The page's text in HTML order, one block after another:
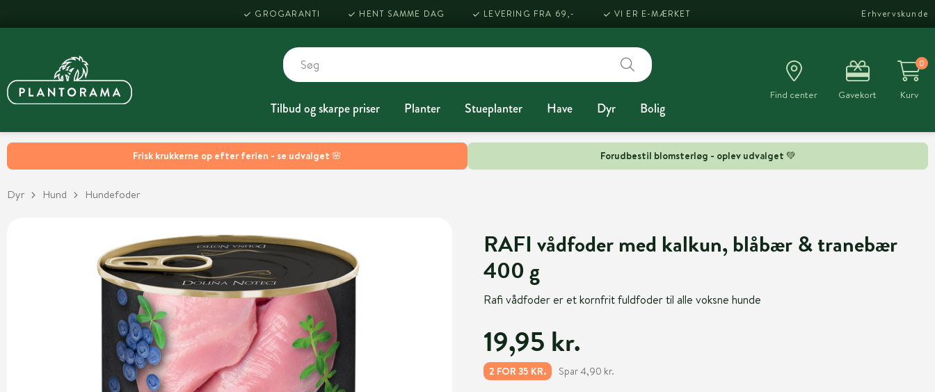
Frisk krukkerne op efter ferien - se udvalget 🌸 Forudbestil blomsterløg - oplev udvalget 💚
GROGARANTI HENT SAMME DAG LEVERING FRA 69,- VI ER E-MÆRKET Erhvervskunde
Tilbud og skarpe priser Planter Stueplanter Have Dyr Bolig
Find center Gavekort
0
Kurv
Dyr Hund Hundefoder
RAFI vådfoder med kalkun, blåbær & tranebær
400 g
Rafi vådfoder er et kornfrit fuldfoder til alle voksne hunde
19,95 kr.
2 FOR 35 KR. Spar 4,90 kr.